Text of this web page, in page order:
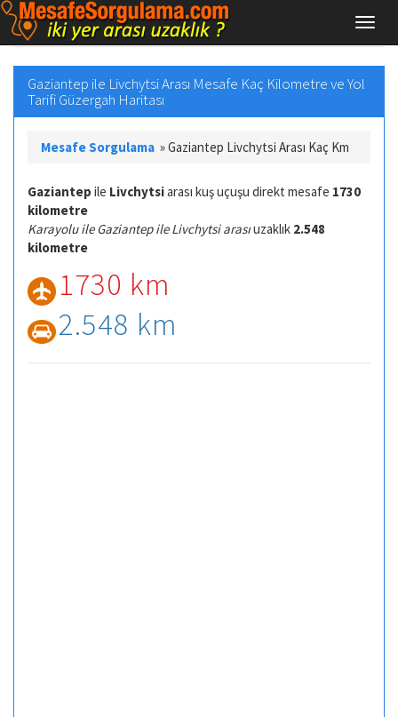
Gaziantep ile Livchytsi Arası Mesafe Kaç Kilometre ve Yol
Tarifi Güzergah Haritası
Mesafe Sorgulama »Gaziantep Livchytsi Arası Kaç Km
Gaziantep ile Livchytsiarası kuş uçuşu direkt mesafe 1730
kilometre
Karayolu ile Gaziantep ile Livchytsi arasıuzaklık 2.548
kilometre
1730 km
2.548 km